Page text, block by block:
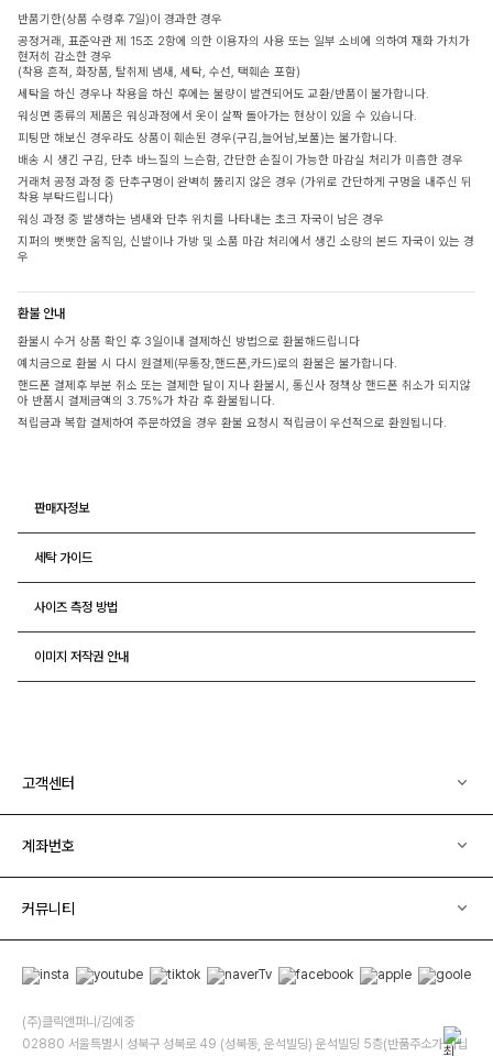
반품기한(상품 수령후 7일)이 경과한 경우
공정거래, 표준약관 제 15조 2항에 의한 이용자의 사용 또는 일부 소비에 의하여 재화 가치가
현저히 감소한 경우
(착용 흔적, 화장품, 탈취제 냄새, 세탁, 수선, 택훼손 포함)
세탁을 하신 경우나 착용을 하신 후에는 불량이 발견되어도 교환/반품이 불가합니다.
워싱면 종류의 제품은 워싱과정에서 옷이 살짝 돌아가는 현상이 있을 수 있습니다.
피팅만 해보신 경우라도 상품이 훼손된 경우(구김,늘어남,보풀)는 불가합니다.
배송 시 생긴 구김, 단추 바느질의 느슨함, 간단한 손질이 가능한 마감실 처리가 미흡한 경우
거래처 공정 과정 중 단추구멍이 완벽히 뚫리지 않은 경우 (가위로 간단하게 구멍을 내주신 뒤
착용 부탁드립니다)
워싱 과정 중 발생하는 냄새와 단추 위치를 나타내는 초크 자국이 남은 경우
지퍼의 뻣뻣한 움직임, 신발이나 가방 및 소품 마감 처리에서 생긴 소량의 본드 자국이 있는 경
우
환불 안내
환불시 수거 상품 확인 후 3일이내 결제하신 방법으로 환불해드립니다
예치금으로 환불 시 다시 원결제(무통장,핸드폰,카드)로의 환불은 불가합니다.
핸드폰 결제후 부분 취소 또는 결제한 달이 지나 환불시, 통신사 정책상 핸드폰 취소가 되지않
아 반품시 결제금액의 3.75%가 차감 후 환불됩니다.
적립금과 복합 결제하여 주문하였을 경우 환불 요청시 적립금이 우선적으로 환원됩니다.
판매자정보
세탁 가이드
사이즈 측정 방법
이미지 저작권 안내
고객센터
계좌번호
커뮤니티
(주)클릭앤퍼니/김예중
02880 서울특별시 성북구 성북로 49 (성북동, 운석빌딩) 운석빌딩 5층(반품주소가 아닙